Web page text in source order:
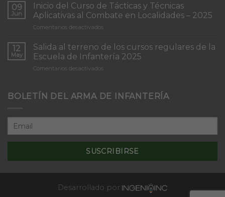
Patrullas
de
Infantería
Concepción”
09
Jun
Inicio del Curso de Tácticas y Técnicas
Aplicativas al Combate en Localidades – 2025
Comentarios desactivados
del
Curso
de
Tácticas
Aplicativas
12
May
Salida al terreno de los cursos regulares de la
Escuela de Infantería 2025
Comentarios desactivados
terreno
cursos
de
Escuela
de
BOLETÍN DEL ARMA DE INFANTERÍA
Desarrollado por